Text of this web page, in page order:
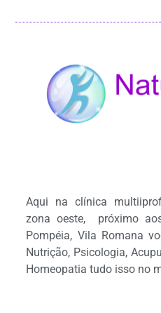
Aqui na clínica
zona oeste, próximo
Pompéia, Vila Romana
Nutrição, Psicologia,
Homeopatia tudo isso no